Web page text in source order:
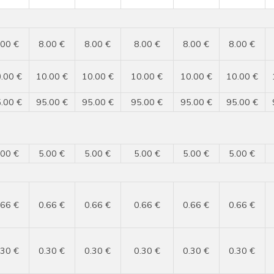
€ 8.00 € 8.00 € 8.00 € 8.00 € 8.00 €
€ 10.00 € 10.00 € 10.00 € 10.00 € 10.00 €
€ 95.00 € 95.00 € 95.00 € 95.00 € 95.00 €
€ 5.00 € 5.00 € 5.00 € 5.00 €
5.00 €
€ 0.66 € 0.66 € 0.66 € 0.66 € 0.66 €
€ 0.30 € 0.30 € 0.30 € 0.30 € 0.30 €